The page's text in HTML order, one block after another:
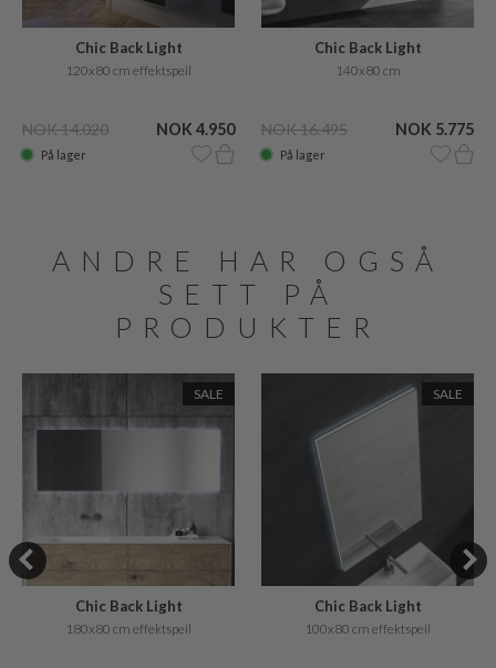
Chic Back Light
120x80 cm effektspeil
NOK 14.020 NOK 4.950
På lager
Chic Back Light
140x80 cm
NOK 16.495 NOK 5.775
På lager
ANDRE HAR OGSÅ
SETT PÅ
PRODUKTER
SALE
Chic Back Light
180x80 cm effektspeil
SALE
Chic Back Light
100x80 cm effektspeil